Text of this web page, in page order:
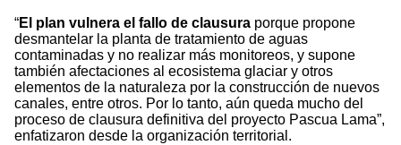
“El plan vulnera el fallo de clausura porque propone
desmantelar la planta de tratamiento de aguas
contaminadas y no realizar más monitoreos, y supone
también afectaciones al ecosistema glaciar y otros
elementos de la naturaleza por la construcción de nuevos
canales, entre otros. Por lo tanto, aún queda mucho del
proceso de clausura definitiva del proyecto Pascua Lama”,
enfatizaron desde la organización territorial.